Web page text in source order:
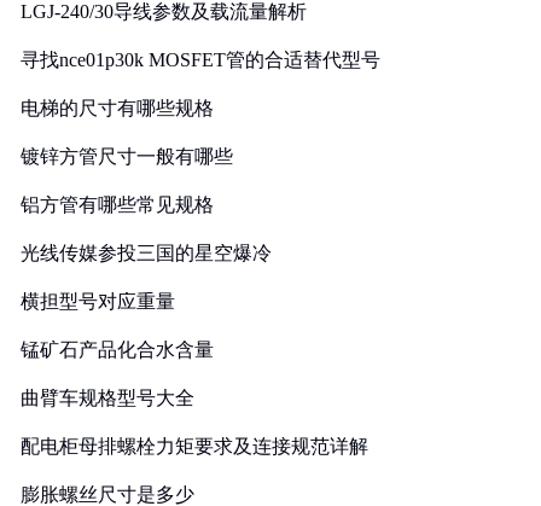
LGJ-240/30导线参数及载流量解析
寻找nce01p30k MOSFET管的合适替代型号
电梯的尺寸有哪些规格
镀锌方管尺寸一般有哪些
铝方管有哪些常见规格
光线传媒参投三国的星空爆冷
横担型号对应重量
锰矿石产品化合水含量
曲臂车规格型号大全
配电柜母排螺栓力矩要求及连接规范详解
膨胀螺丝尺寸是多少